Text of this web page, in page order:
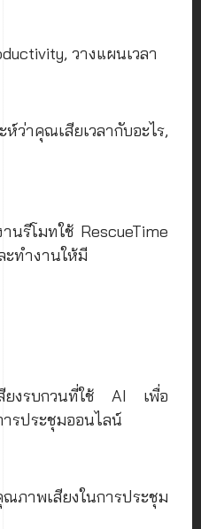
วางแผนเวลา
าคุณเสียเวลากับอะไร,
นรีโมทใช้ RescueTime
ะทำงานให้มี
งรบกวนที่ใช้ AI เพื่อ
รประชุมออนไลน์
ภาพเสียงในการประชุม